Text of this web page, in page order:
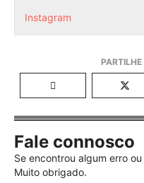
Instagram
Fale connosco
Se encontrou algum erro
Muito obrigado.